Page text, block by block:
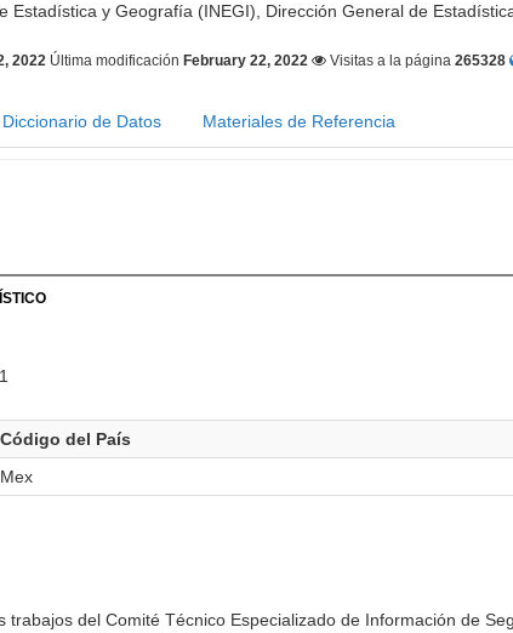
Estadística y Geografía (INEGI), Dirección General de
2022 Última modificación February 22, 2022 Visitas a la página265328
Diccionario de Datos Materiales de Referencia
Código del País
Mex
del Comité Técnico Especializado de Información de